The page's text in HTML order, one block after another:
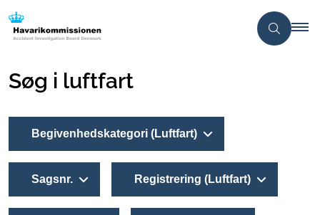
Søg i luftfart
Begivenhedskategori (Luftfart)
Sagsnr. Registrering (Luftfart)